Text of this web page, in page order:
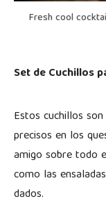
Fresh cool
Set de Cuchillos
Estos cuchillos
precisos en los
amigo sobre todo
como las
dados.